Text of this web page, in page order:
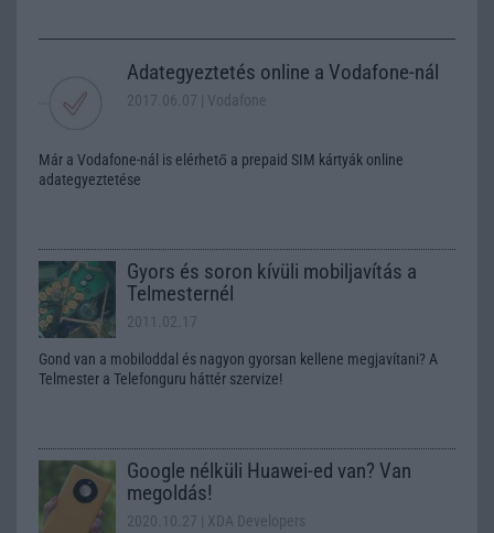
Adategyeztetés online a Vodafone-nál
2017.06.07 | Vodafone
Már a Vodafone-nál is elérhető a prepaid SIM kártyák online
adategyeztetése
Gyors és soron kívüli mobiljavítás a
Telmesternél
2011.02.17
Gond van a mobiloddal és nagyon gyorsan kellene megjavítani? A
Telmester a Telefonguru háttér szervize!
Google nélküli Huawei-ed van? Van
megoldás!
2020.10.27 | XDA Developers